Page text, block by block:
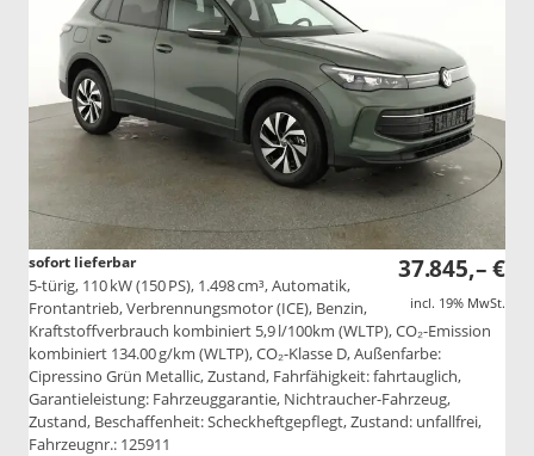
37.845,– €
incl. 19% MwSt.
sofort lieferbar
5-türig, 110 kW (150 PS), 1.498 cm³, Automatik,
Frontantrieb, Verbrennungsmotor (ICE), Benzin,
Kraftstoffverbrauch kombiniert 5,9 l/100km (WLTP), CO₂-Emission
kombiniert 134.00 g/km (WLTP), CO₂-Klasse D, Außenfarbe:
Cipressino Grün Metallic, Zustand, Fahrfähigkeit: fahrtauglich,
Garantieleistung: Fahrzeuggarantie, Nichtraucher-Fahrzeug,
Zustand, Beschaffenheit: Scheckheftgepflegt, Zustand: unfallfrei,
Fahrzeugnr.: 125911